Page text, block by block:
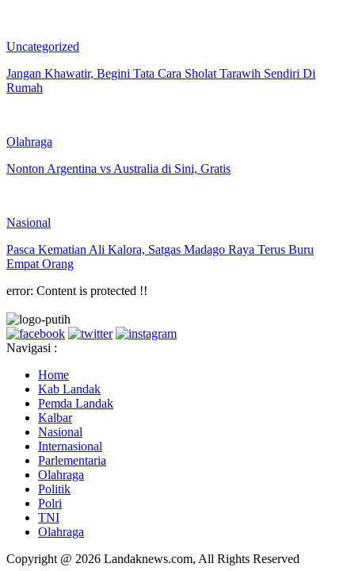
Uncategorized
Jangan Khawatir, Begini Tata Cara Sholat Tarawih Sendiri Di
Rumah
Olahraga
Nonton Argentina vs Australia di Sini, Gratis
Nasional
Pasca Kematian Ali Kalora, Satgas Madago Raya Terus Buru
Empat Orang
error: Content is protected !!
Navigasi :
Home
Kab Landak
Pemda Landak
Kalbar
Nasional
Internasional
Parlementaria
Olahraga
Politik
Polri
TNI
Olahraga
Copyright @ 2026 Landaknews.com, All Rights Reserved